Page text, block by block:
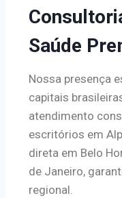
Saúde
Nossa presença
capitais
atendimento
escritórios em
direta em Belo
de Janeiro,
regional.